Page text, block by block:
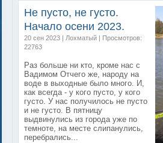
Не пусто, не густо.
Начало осени 2023.
20 сен 2023 | Лохматый | Просмотров:
22763
Раз больше ни кто, кроме нас с
Вадимом Отчего же, народу на
воде в выходные было много. И,
как всегда - у кого пусто, у кого
густо. У нас получилось не пусто
и не густо. В пятницу
выдвинулись из города уже по
темноте, на месте слипанулись,
перебрались...